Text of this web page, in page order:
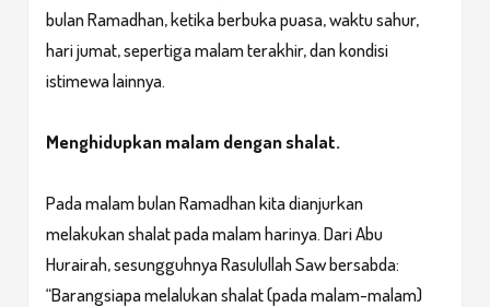
bulan Ramadhan, ketika berbuka puasa, waktu sahur,
hari jumat, sepertiga malam terakhir, dan kondisi
istimewa lainnya.
Menghidupkan malam dengan shalat.
Pada malam bulan Ramadhan kita dianjurkan
melakukan shalat pada malam harinya. Dari Abu
Hurairah, sesungguhnya Rasulullah Saw bersabda:
“Barangsiapa melalukan shalat (pada malam-malam)